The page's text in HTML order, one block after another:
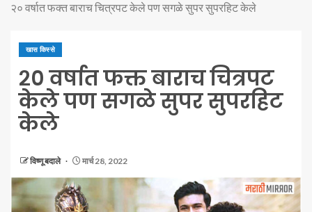
२० वर्षात फक्त बाराच चित्रपट केले पण सगळे सुपर सुपरहिट केले
खास किस्से
२० वर्षात फक्त बाराच चित्रपट
केले पण सगळे सुपर सुपरहिट
केले
विष्णू बदाले मार्च 28, 2022